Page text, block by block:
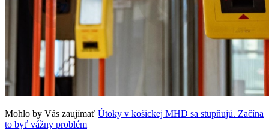
Mohlo by Vás zaujímať Útoky v košickej MHD sa stupňujú. Začína
to byť vážny problém